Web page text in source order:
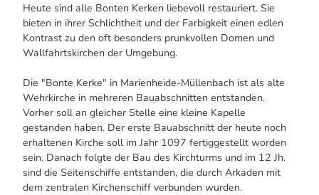
Heute sind alle Bonten Kerken liebevoll restauriert. Sie
bieten in ihrer Schlichtheit und der Farbigkeit einen edlen
Kontrast zu den oft besonders prunkvollen Domen und
Wallfahrtskirchen der Umgebung.
Die "Bonte Kerke" in Marienheide-Müllenbach ist als alte
Wehrkirche in mehreren Bauabschnitten entstanden.
Vorher soll an gleicher Stelle eine kleine Kapelle
gestanden haben. Der erste Bauabschnitt der heute noch
erhaltenen Kirche soll im Jahr 1097 fertiggestellt worden
sein. Danach folgte der Bau des Kirchturms und im 12 Jh.
sind die Seitenschiffe entstanden, die durch Arkaden mit
dem zentralen Kirchenschiff verbunden wurden.